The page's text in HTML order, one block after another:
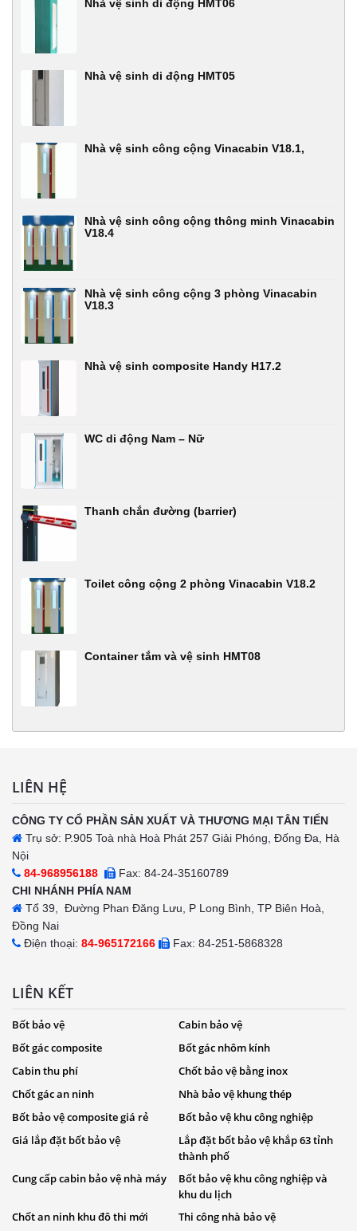
Nhà vệ sinh di động HMT06
Nhà vệ sinh di động HMT05
Nhà vệ sinh công cộng Vinacabin V18.1,
Nhà vệ sinh công cộng thông minh Vinacabin
V18.4
Nhà vệ sinh công cộng 3 phòng Vinacabin
V18.3
Nhà vệ sinh composite Handy H17.2
WC di động Nam – Nữ
Thanh chắn đường (barrier)
Toilet công cộng 2 phòng Vinacabin V18.2
Container tắm và vệ sinh HMT08
LIÊN HỆ
CÔNG TY CỔ PHẦN SẢN XUẤT VÀ THƯƠNG MẠI TÂN TIẾN
Trụ sở: P.905 Toà nhà Hoà Phát 257 Giải Phóng, Đống Đa, Hà
Nội
84-968956188
Fax: 84-24-35160789
CHI NHÁNH PHÍA NAM
Tổ 39, Đường Phan Đăng Lưu, P Long Bình, TP Biên Hoà,
Đồng Nai
Điện thoại: 84-965172166 Fax: 84-251-5868328
LIÊN KẾT
Bốt bảo vệ
Cabin bảo vệ
Bốt gác composite
Bốt gác nhôm kính
Cabin thu phí
Chốt bảo vệ bằng inox
Chốt gác an ninh
Nhà bảo vệ khung thép
Bốt bảo vệ composite giá rẻ
Bốt bảo vệ khu công nghiệp
Giá lắp đặt bốt bảo vệ
Lắp đặt bốt bảo vệ khắp 63 tỉnh
thành phố
Cung cấp cabin bảo vệ nhà máy Bốt bảo vệ khu công nghiệp và
khu du lịch
Chốt an ninh khu đô thi mới Thi công nhà bảo vệ